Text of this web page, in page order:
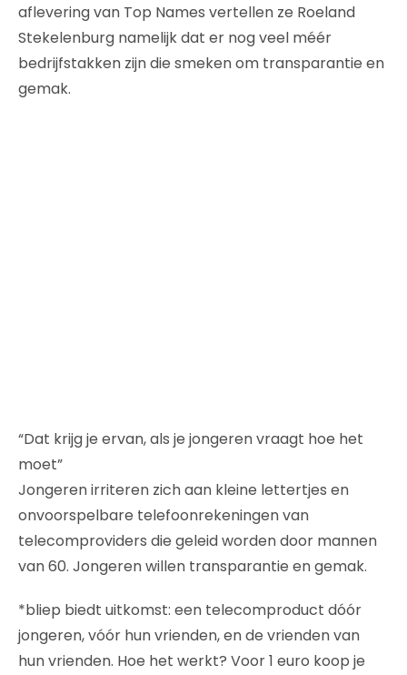
aflevering van Top Names vertellen ze Roeland
Stekelenburg namelijk dat er nog veel méér
bedrijfstakken zijn die smeken om transparantie en
gemak.
“Dat krijg je ervan, als je jongeren vraagt hoe het
moet”
Jongeren irriteren zich aan kleine lettertjes en
onvoorspelbare telefoonrekeningen van
telecomproviders die geleid worden door mannen
van 60. Jongeren willen transparantie en gemak.
*bliep biedt uitkomst: een telecomproduct dóór
jongeren, vóór hun vrienden, en de vrienden van
hun vrienden. Hoe het werkt? Voor 1 euro koop je